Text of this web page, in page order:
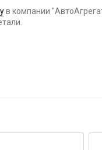
в компании